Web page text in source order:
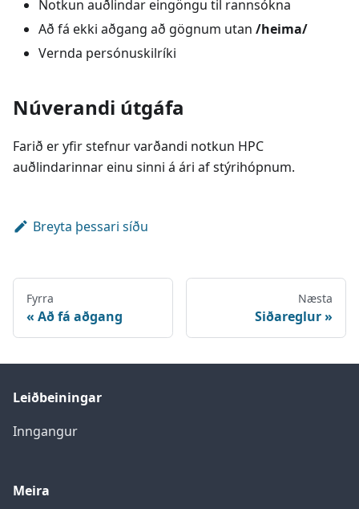
Notkun auðlindar eingöngu til rannsókna
Að fá ekki aðgang að gögnum utan /heima/
Vernda persónuskilríki
Núverandi útgáfa
Farið er yfir stefnur varðandi notkun HPC
auðlindarinnar einu sinni á ári af stýrihópnum.
Breyta þessari síðu
Fyrra
Að fá aðgang
Næsta
Siðareglur
Leiðbeiningar
Inngangur
Meira